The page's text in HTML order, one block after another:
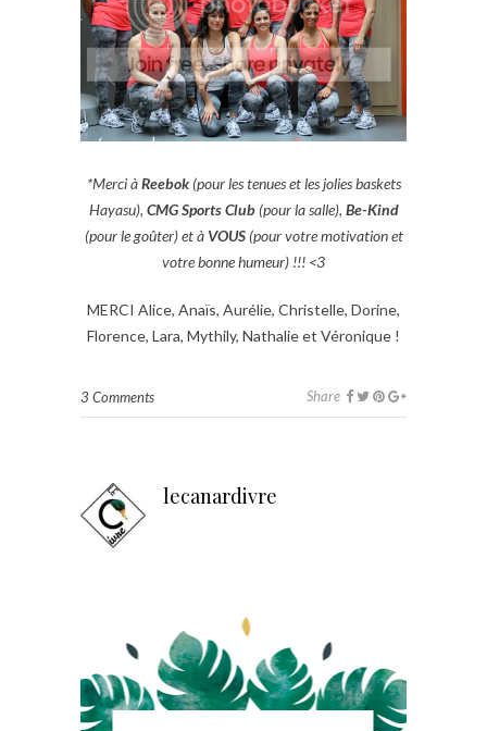
*Merci àReebok(pour les tenues et les jolies baskets
Hayasu), CMG Sports Club(pour la salle), Be-Kind
(pour le goûter) et à VOUS(pour votre motivation et
votre bonne humeur) !!! <3
MERCI Alice, Anaïs, Aurélie, Christelle, Dorine,
Florence, Lara, Mythily, Nathalie et Véronique !
3 Comments Share
lecanardivre